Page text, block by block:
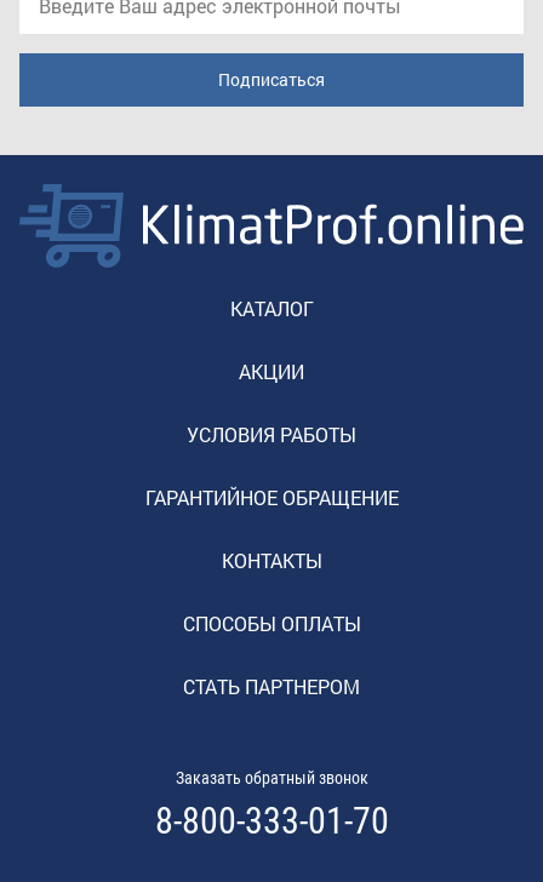
КАТАЛОГ
АКЦИИ
УСЛОВИЯ РАБОТЫ
ГАРАНТИЙНОЕ ОБРАЩЕНИЕ
КОНТАКТЫ
СПОСОБЫ ОПЛАТЫ
СТАТЬ ПАРТНЕРОМ
Заказать обратный звонок
8-800-333-01-70